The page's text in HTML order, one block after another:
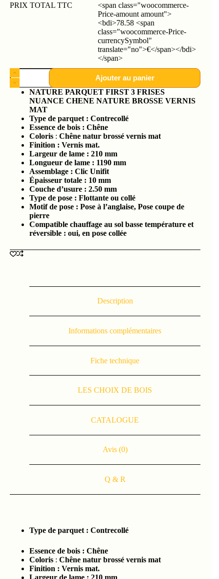
PRIX TOTAL TTC
<span class="woocommerce-
Price-amount amount">
<bdi>78.58 <span
class="woocommerce-Price-
currencySymbol"
translate="no">€</span></bdi>
</span>
Ajouter au panier
NATURE PARQUET FIRST 3 FRISES
NUANCE CHENE NATURE BROSSE VERNIS
MAT
Type de parquet : Contrecollé
Essence de bois : Chêne
Coloris : Chêne natur brossé vernis mat
Finition : Vernis mat.
Largeur de lame : 210 mm
Longueur de lame : 1190 mm
Assemblage : Clic Unifit
Épaisseur totale : 10 mm
Couche d’usure : 2.50 mm
Type de pose : Flottante ou collé
Motif de pose : Pose à l’anglaise, Pose coupe de
pierre
Compatible chauffage au sol basse température et
réversible : oui, en pose collée
Description
Informations complémentaires
Fiche technique
LES CHOIX DE BOIS
CATALOGUE
Avis (0)
Q & R
Type de parquet : Contrecollé
Essence de bois : Chêne
Coloris : Chêne natur brossé vernis mat
Finition : Vernis mat.
Largeur de lame : 210 mm